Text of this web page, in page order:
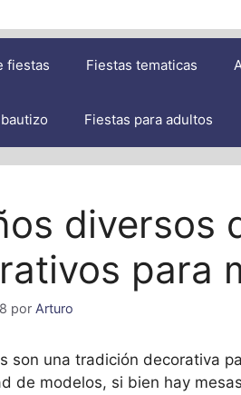
fiestas Fiestas tematicas
Fiestas para adultos
diversos
para
por Arturo
son una tradición decorativa
de modelos, si bien hay